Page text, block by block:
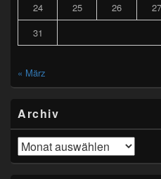
24
25 26 27
31
« März
Archiv
Archiv